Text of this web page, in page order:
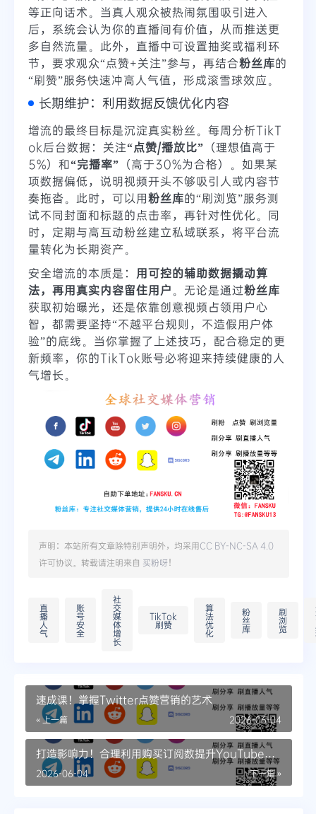
等正向话术。当真人观众被热闹氛围吸引进入
后，系统会认为你的直播间有价值，从而推送更
多自然流量。此外，直播中可设置抽奖或福利环
节，要求观众“点赞+关注”参与，再结合粉丝库的
“刷赞”服务快速冲高人气值，形成滚雪球效应。
长期维护：利用数据反馈优化内容
增流的最终目标是沉淀真实粉丝。每周分析TikT
ok后台数据：关注“点赞/播放比” （理想值高于
5%）和“完播率” （高于30%为合格）。如果某
项数据偏低，说明视频开头不够吸引人或内容节
奏拖沓。此时，可以用粉丝库的“刷浏览”服务测
试不同封面和标题的点击率，再针对性优化。同
时，定期与高互动粉丝建立私域联系，将平台流
量转化为长期资产。
安全增流的本质是： 用可控的辅助数据撬动算
法，再用真实内容留住用户 。无论是通过粉丝库
获取初始曝光，还是依靠创意视频占领用户心
智，都需要坚持“不越平台规则，不造假用户体
验”的底线。当你掌握了上述技巧，配合稳定的更
新频率，你的TikTok账号必将迎来持续健康的人
气增长。
声明：本站所有文章除特别声明外，均采用CC BY-NC-SA 4.0
许可协议。转载请注明来自 买粉呀！
直
播
人
气
账
号
安
全
社
交
媒
体
增
长
TikTok
刷赞
算
法
优
化
粉
丝
库
刷
浏
览
速成课！掌握Twitter点赞营销的艺术
« 上一篇 2026-06-04
打造影响力！合理利用购买订阅数提升YouTube品
牌价值
下一篇 »
2026-06-04